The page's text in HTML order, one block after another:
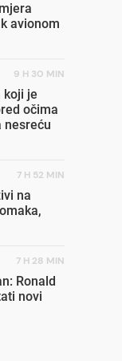
avionom
9 H 30 MIN
koji je
očima
nesreću
7 H 52 MIN
na
7 H 28 MIN
Ronald
novi